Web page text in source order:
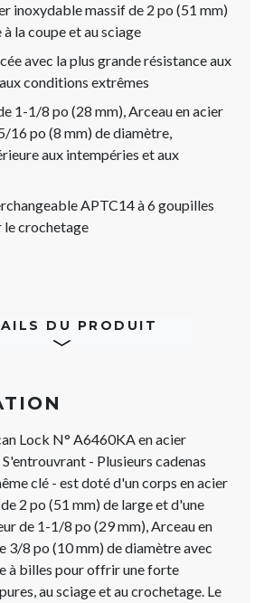
inoxydable massif de 2 po (51 mm)
la coupe et au sciage
avec la plus grande résistance aux
conditions extrêmes
1-1/8 po (28 mm), Arceau en acier
16 po (8 mm) de diamètre,
aux intempéries et aux
APTC14 à 6 goupilles
le crochetage
DU PRODUIT
Lock N° A6460KA en acier
- Plusieurs cadenas
clé - est doté d'un corps en acier
2 po (51 mm) de large et d'une
de 1-1/8 po (29 mm), Arceau en
3/8 po (10 mm) de diamètre avec
à billes pour offrir une forte
au sciage et au crochetage. Le